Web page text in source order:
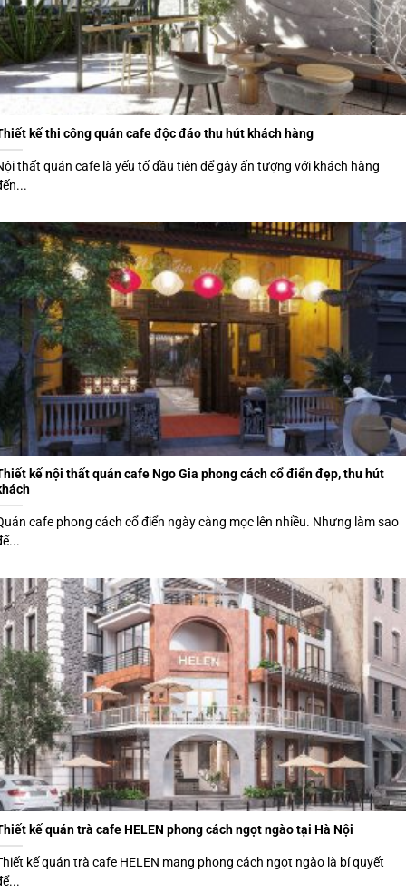
kế thi công quán cafe độc đáo thu hút khách hàng
thất quán cafe là yếu tố đầu tiên để gây ấn tượng với khách hàng
kế nội thất quán cafe Ngo Gia phong cách cổ điển đẹp, thu hút
cafe phong cách cổ điển ngày càng mọc lên nhiều. Nhưng làm sao
kế quán trà cafe HELEN phong cách ngọt ngào tại Hà Nội
kế quán trà cafe HELEN mang phong cách ngọt ngào là bí quyết